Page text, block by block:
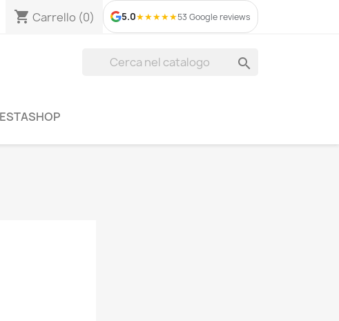
shopping_cart Carrello (0) 5.0★★★★★53 Google reviews
